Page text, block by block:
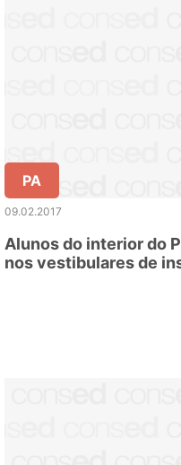
PA
09.02.2017
Alunos do interior do
nos vestibulares de